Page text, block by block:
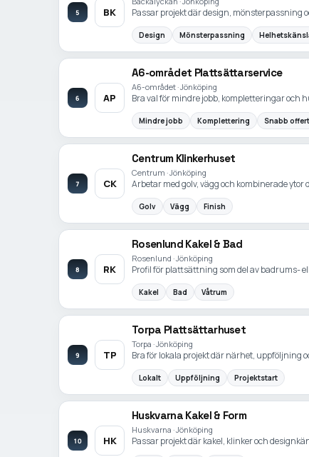
5 BK Passar projekt där design, mönsterpassning
Design Mönsterpassning
6 AP
A6-området Plattsättarservice
A6-området · Jönköping
Bra val för mindre jobb, kompletteringar och
Mindre jobb Komplettering Snabb offert
7 CK
Centrum Klinkerhuset
Centrum · Jönköping
Arbetar med golv, vägg och kombinerade
Golv Vägg Finish
8 RK
Rosenlund Kakel & Bad
Rosenlund · Jönköping
Profil för plattsättning som del av badrums-
Kakel Bad Våtrum
9 TP
Torpa Plattsättarhuset
Torpa · Jönköping
Bra för lokala projekt där närhet, uppföljning
Lokalt Uppföljning Projektstart
10 HK
Huskvarna Kakel & Form
Huskvarna · Jönköping
Passar projekt där kakel, klinker och